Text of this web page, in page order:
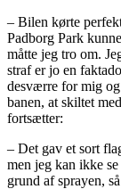
– Bilen kørte
Padborg Park
måtte jeg tro om.
straf er jo en
desværre for mig og
banen, at skiltet
fortsætter:
– Det gav et sort
men jeg kan ikke
grund af sprayen,